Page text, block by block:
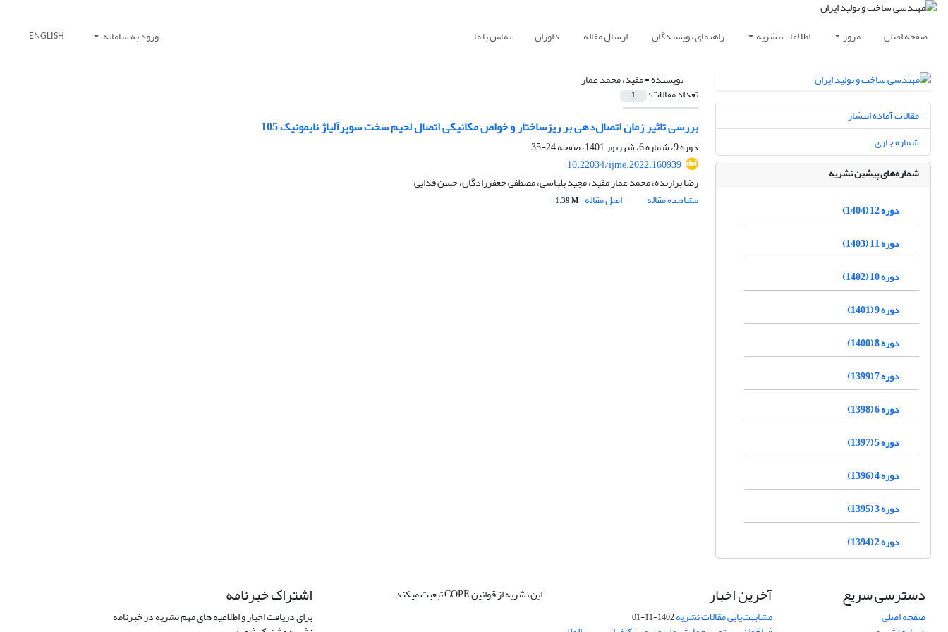
صفحه اصلی مرور اطلاعات نشریه راهنمای نویسندگان ارسال مقاله داوران تماس با ما ورود به سامانه ENGLISH
نویسنده =مفید، محمد عمار
تعداد مقالات: 1
بررسی تاثیر زمان اتصال‌‌دهی بر ریزساختار و خواص مکانیکی اتصال لحیم سخت سوپرآلیاژ نایمونیک 105
دوره 9، شماره 6، شهریور 1401، صفحه
24-35
10.22034/ijme.2022.160939
رضا برازنده، محمد عمار مفید، مجید بلباسی، مصطفی جعفرزادگان، حسن فدایی
مشاهده مقاله
اصل مقاله 1.39 M
مقالات آماده انتشار
شماره جاری
شماره‌های پیشین نشریه
دوره 12 (1404)
دوره 11 (1403)
دوره 10 (1402)
دوره 9 (1401)
دوره 8 (1400)
دوره 7 (1399)
دوره 6 (1398)
دوره 5 (1397)
دوره 4 (1396)
دوره 3 (1395)
دوره 2 (1394)
دسترسی سریع
صفحه اصلی
آخرین اخبار
مشابهت‌یابی مقالات نشریه1402-11-01
این نشریه از قوانین COPE تبعیت میکند. اشتراک خبرنامه
برای دریافت اخبار و اطلاعیه های مهم نشریه در خبرنامه